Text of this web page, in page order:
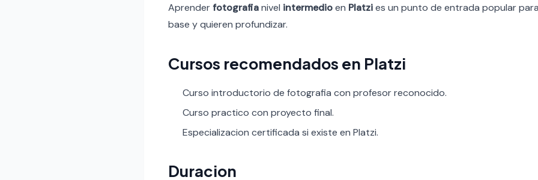
Aprenderfotografianivel intermedioen Platzies un punto de entrada popular
base y quieren profundizar.
Cursos recomendados en Platzi
Curso introductorio de fotografia con profesor reconocido.
Curso practico con proyecto final.
Especializacion certificada si existe en Platzi.
Duracion